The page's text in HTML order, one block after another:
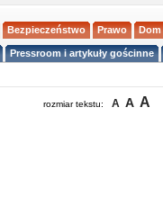
Bezpieczeństwo Prawo Dom
Pressroom i artykuły gościnne
rozmiar tekstu: A A A